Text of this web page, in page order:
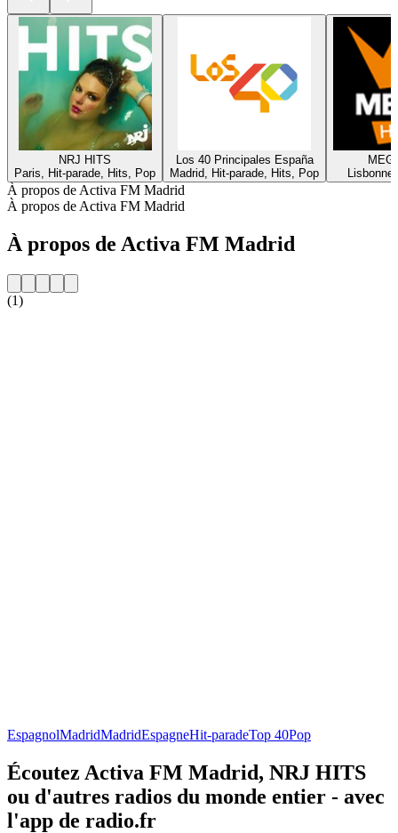
NRJ HITS
Paris, Hit-parade, Hits, Pop
Los 40 Principales España
Madrid, Hit-parade, Hits, Pop
À propos de Activa FM Madrid
À propos de Activa FM Madrid
À propos de Activa FM Madrid
(1)
EspagnolMadridMadridEspagneHit-paradeTop 40Pop
Écoutez Activa FM Madrid, NRJ HITS
ou d'autres radios du monde entier - avec
l'app de radio.fr